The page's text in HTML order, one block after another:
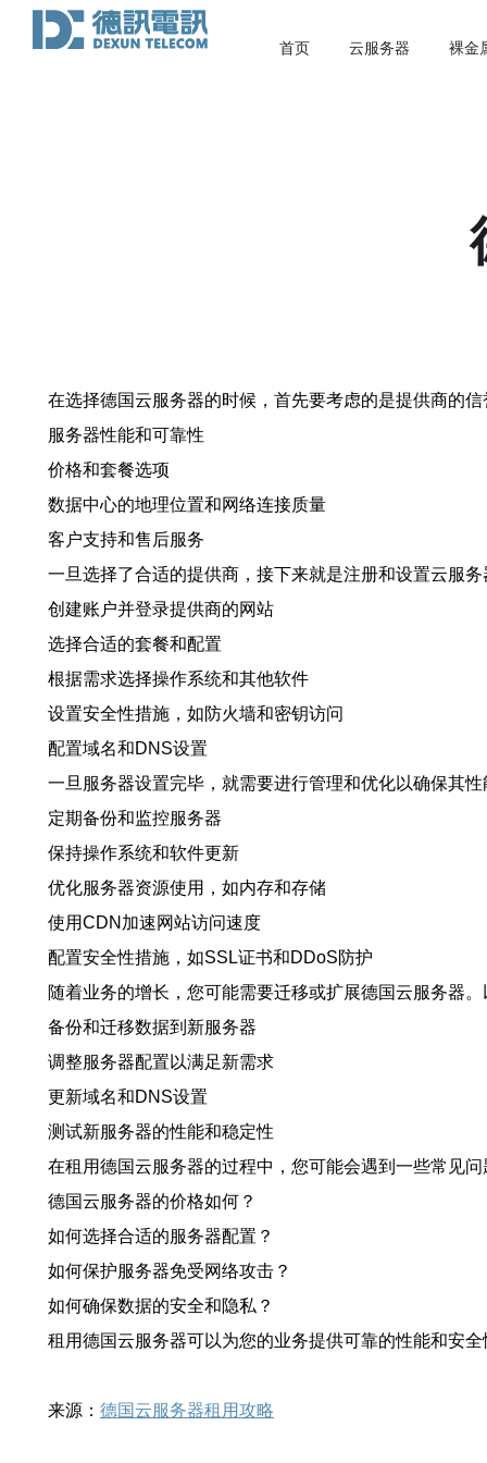
首页 云服务器 裸金
在选择德国云服务器的时候，首先要考虑的是提供商的
服务器性能和可靠性
价格和套餐选项
数据中心的地理位置和网络连接质量
客户支持和售后服务
一旦选择了合适的提供商，接下来就是注册和设置云服
创建账户并登录提供商的网站
选择合适的套餐和配置
根据需求选择操作系统和其他软件
设置安全性措施，如防火墙和密钥访问
配置域名和DNS设置
一旦服务器设置完毕，就需要进行管理和优化以确保其
定期备份和监控服务器
保持操作系统和软件更新
优化服务器资源使用，如内存和存储
使用CDN加速网站访问速度
配置安全性措施，如SSL证书和DDoS防护
随着业务的增长，您可能需要迁移或扩展德国云服务器
备份和迁移数据到新服务器
调整服务器配置以满足新需求
更新域名和DNS设置
测试新服务器的性能和稳定性
在租用德国云服务器的过程中，您可能会遇到一些常见
德国云服务器的价格如何？
如何选择合适的服务器配置？
如何保护服务器免受网络攻击？
如何确保数据的安全和隐私？
租用德国云服务器可以为您的业务提供可靠的性能和安
来源： 德国云服务器租用攻略